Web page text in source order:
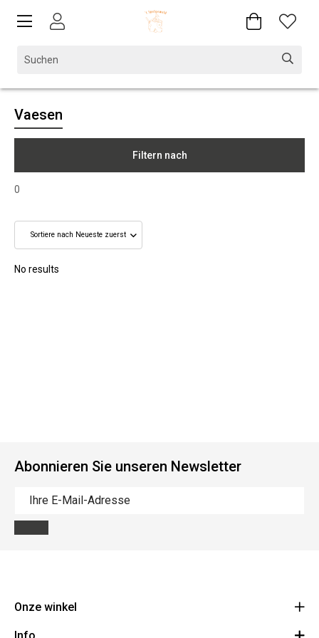
Vaesen
Filtern nach
0
No results
Abonnieren Sie unseren Newsletter
Onze winkel